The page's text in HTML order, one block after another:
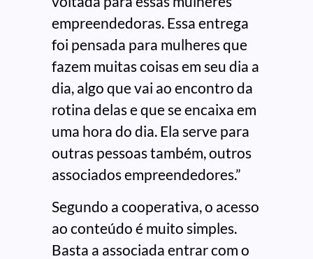
empreendedoras. Essa entrega
foi pensada para mulheres que
fazem muitas coisas em seu dia a
dia, algo que vai ao encontro da
rotina delas e que se encaixa em
uma hora do dia. Ela serve para
outras pessoas também, outros
associados empreendedores.”
Segundo a cooperativa, o acesso
ao conteúdo é muito simples.
Basta a associada entrar com o